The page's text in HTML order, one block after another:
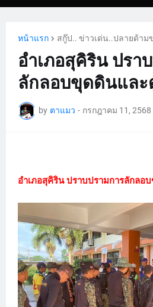
หน้าแรก สกู๊ป.. ข่าวเด่น..ปลายด้าม
อำเภอสุคิริน ปรา
ลักลอบขุดดินและ
by ตาแมว - กรกฎาคม 11, 2568
อำเภอสุคิริน ปราบปรามการลักลอ